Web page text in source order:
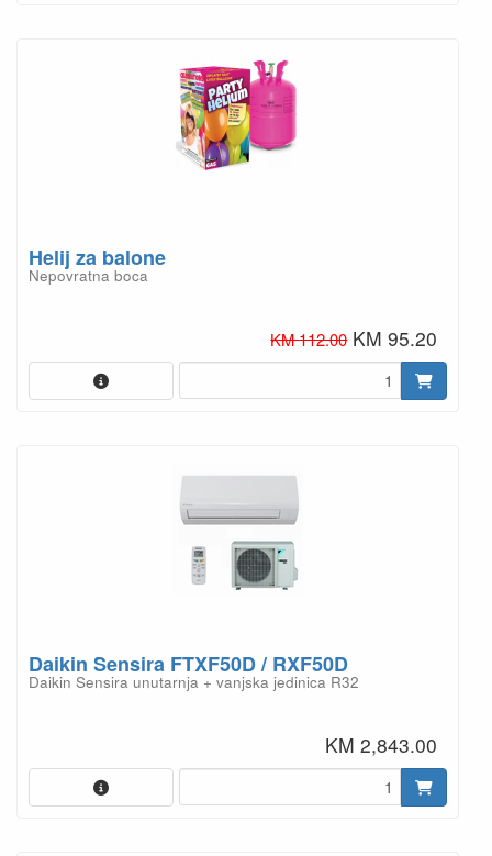
Helij za balone
Nepovratna boca
KM 112.00KM 95.20
Daikin Sensira FTXF50D / RXF50D
Daikin Sensira unutarnja + vanjska jedinica R32
KM 2,843.00